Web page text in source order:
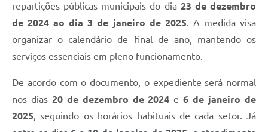
repartições públicas municipais do dia 23 de dezembro
de 2024 ao dia 3 de janeiro de 2025. A medida visa
organizar o calendário de final de ano, mantendo os
serviços essenciais em pleno funcionamento.
De acordo com o documento, o expediente será normal
nos dias 20 de dezembro de 2024 e6 de janeiro de
2025, seguindo os horários habituais de cada setor. Já